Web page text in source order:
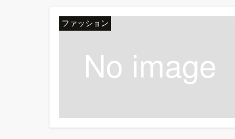
ファッション